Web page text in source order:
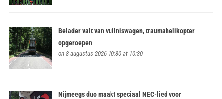
Belader valt van vuilniswagen, traumahelikopter
opgeroepen
on 8 augustus 2026 10:30 at 10:30
Nijmeegs duo maakt speciaal NEC-lied voor